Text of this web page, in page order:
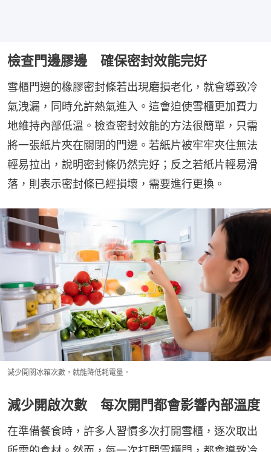
檢查門邊膠邊 確保密封效能完好
雪櫃門邊的橡膠密封條若出現磨損老化，就會導致冷
氣洩漏，同時允許熱氣進入。這會迫使雪櫃更加費力
地維持內部低溫。檢查密封效能的方法很簡單，只需
將一張紙片夾在關閉的門邊。若紙片被牢牢夾住無法
輕易拉出，說明密封條仍然完好；反之若紙片輕易滑
落，則表示密封條已經損壞，需要進行更換。
減少開關冰箱次數，就能降低耗電量。
減少開啟次數 每次開門都會影響內部溫度
在準備餐食時，許多人習慣多次打開雪櫃，逐次取出